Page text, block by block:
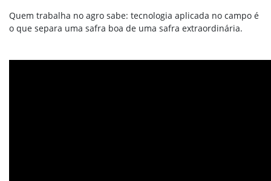
Quem trabalha no agro sabe: tecnologia aplicada no campo é
o que separa uma safra boa de uma safra extraordinária.